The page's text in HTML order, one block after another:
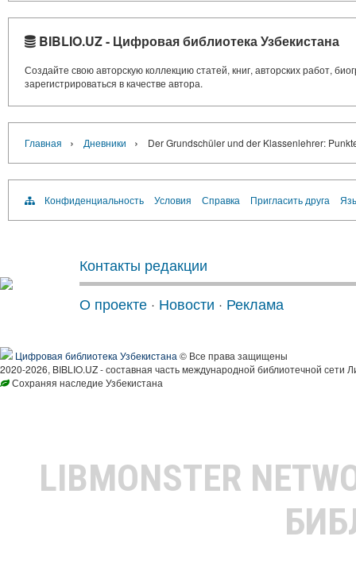
BIBLIO.UZ - Цифровая библиотека Узбекистана
Создайте свою авторскую коллекцию статей, книг, авторских работ,
зарегистрироваться в качестве автора.
Главная › Дневники › Der Grundschüler und der Klassenlehrer:
Конфиденциальность Условия Справка Пригласить друга
Контакты редакции
О проекте · Новости · Реклама
Цифровая библиотека Узбекистана © Все права защищены
2020-2026, BIBLIO.UZ - составная часть международной библиотечной сети
Сохраняя наследие Узбекистана
LIBMONSTER